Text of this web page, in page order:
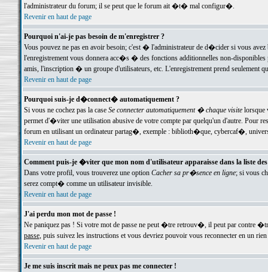
l'administrateur du forum; il se peut que le forum ait �t� mal configur�.
Revenir en haut de page
Pourquoi n'ai-je pas besoin de m'enregistrer ?
Vous pouvez ne pas en avoir besoin; c'est � l'administrateur de d�cider si vous
l'enregistrement vous donnera acc�s � des fonctions additionnelles non-
amis, l'inscription � un groupe d'utilisateurs, etc. L'enregistrement prend seulement
Revenir en haut de page
Pourquoi suis-je d�connect� automatiquement ?
Si vous ne cochez pas la case Se connecter automatiquement � chaque visitelorsque
permet d'�viter une utilisation abusive de votre compte par quelqu'un d'autre. Pour
forum en utilisant un ordinateur partag�, exemple : biblioth�que, cybercaf�,
Revenir en haut de page
Comment puis-je �viter que mon nom d'utilisateur apparaisse dans la liste
Dans votre profil, vous trouverez une option Cacher sa pr�sence en ligne; si vous
serez compt� comme un utilisateur invisible.
Revenir en haut de page
J'ai perdu mon mot de passe !
Ne paniquez pas ! Si votre mot de passe ne peut �tre retrouv�, il peut par contre
passe, puis suivez les instructions et vous devriez pouvoir vous reconnecter en un rien
Revenir en haut de page
Je me suis inscrit mais ne peux pas me connecter !